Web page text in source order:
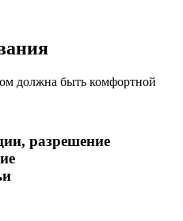
должна быть комфортной
разрешение